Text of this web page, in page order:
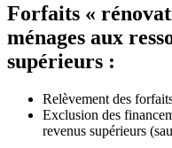
Forfaits «
ménages aux
supérieurs :
Relèvement des
Exclusion des
revenus supérieurs